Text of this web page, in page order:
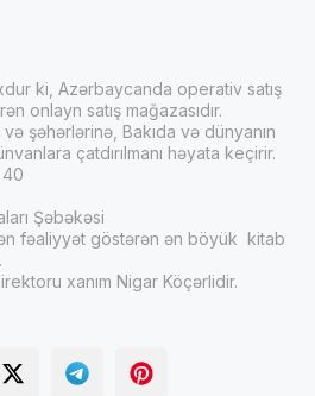
ki, Azərbaycanda operativ satış
onlayn satış mağazasıdır.
şəhərlərinə, Bakıda və dünyanın
çatdırılmanı həyata keçirir.
40
Şəbəkəsi
fəaliyyət göstərən ən böyük kitab
xanım Nigar Köçərlidir.